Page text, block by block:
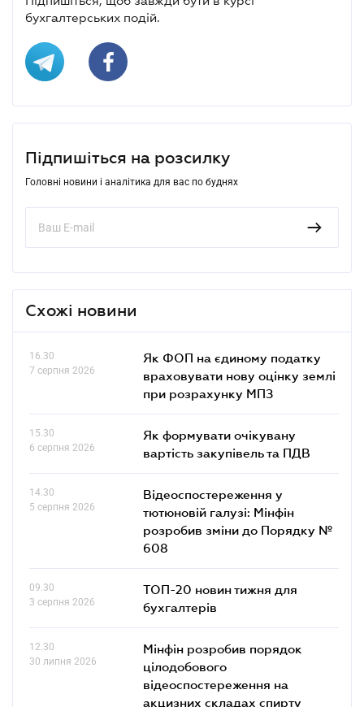
бухгалтерських подій.
Підпишіться на розсилку
Головні новини і аналітика для вас по буднях
Схожі новини
16.30
7 серпня 2026
Як ФОП на єдиному податку
враховувати нову оцінку землі
при розрахунку МПЗ
15.30
6 серпня 2026
Як формувати очікувану
вартість закупівель та ПДВ
14.30
5 серпня 2026
Відеоспостереження у
тютюновій галузі: Мінфін
розробив зміни до Порядку №
608
09.30
3 серпня 2026
ТОП-20 новин тижня для
бухгалтерів
12.30
30 липня 2026
Мінфін розробив порядок
цілодобового
відеоспостереження на
акцизних складах спирту